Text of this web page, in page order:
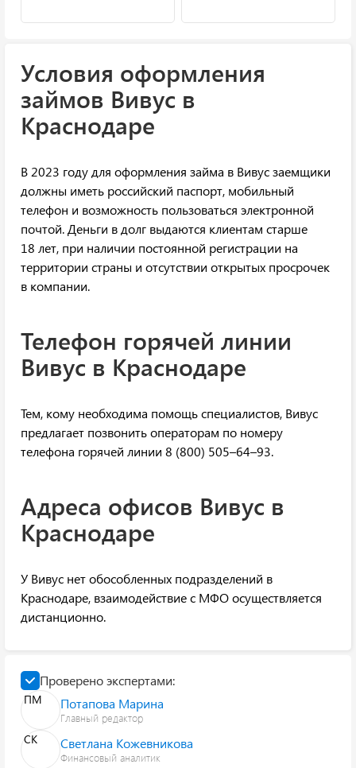
Условия оформления
займов Вивус в
Краснодаре
В 2023 году для оформления займа в Вивус заемщики
должны иметь российский паспорт, мобильный
телефон и возможность пользоваться электронной
почтой. Деньги в долг выдаются клиентам старше
18 лет, при наличии постоянной регистрации на
территории страны и отсутствии открытых просрочек
в компании.
Телефон горячей линии
Вивус в Краснодаре
Тем, кому необходима помощь специалистов, Вивус
предлагает позвонить операторам по номеру
телефона горячей линии 8 (800) 505–64–93.
Адреса офисов Вивус в
Краснодаре
У Вивус нет обособленных подразделений в
Краснодаре, взаимодействие с МФО осуществляется
дистанционно.
Проверено экспертами:
ПМ Потапова Марина
Главный редактор
СК Светлана Кожевникова
Финансовый аналитик